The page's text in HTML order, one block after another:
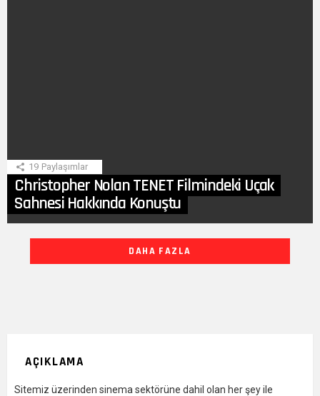
19 Paylaşımlar
Christopher Nolan TENET Filmindeki Uçak
Sahnesi Hakkında Konuştu
DAHA FAZLA
AÇIKLAMA
Sitemiz üzerinden sinema sektörüne dahil olan her şey ile